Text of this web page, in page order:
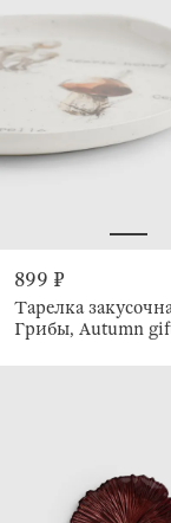
899 ₽
Тарелка
Грибы, Autumn